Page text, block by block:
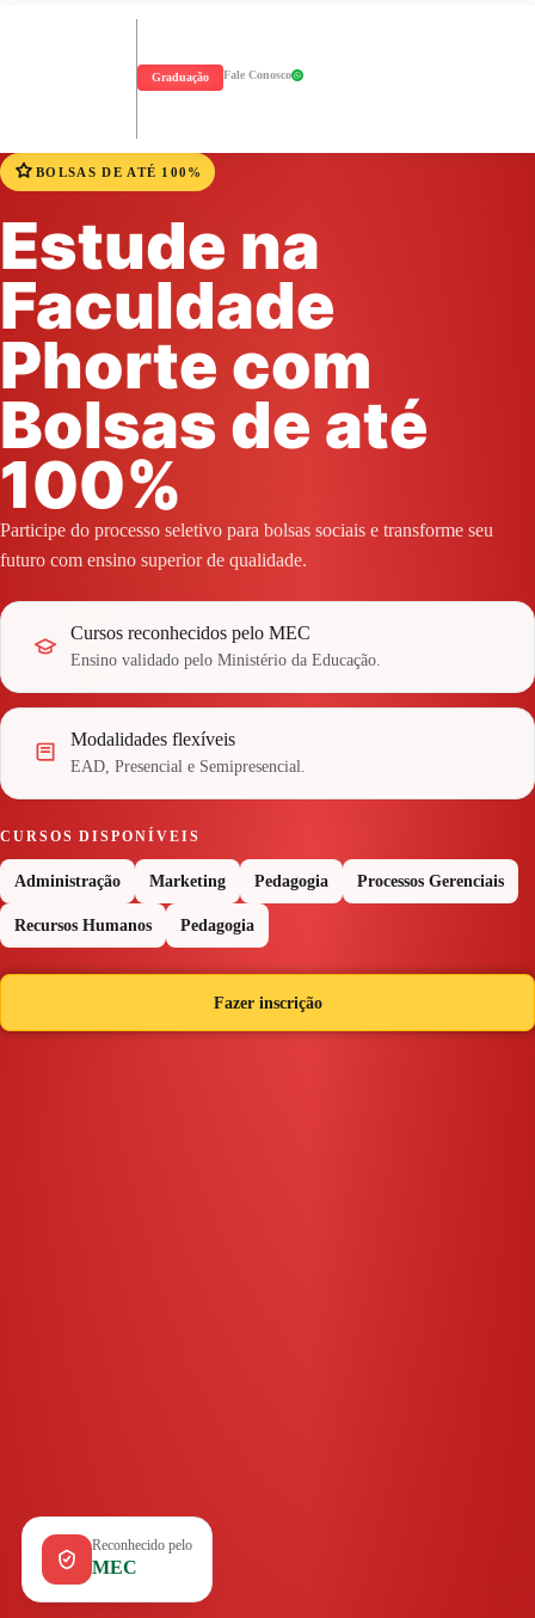
Graduação Fale Conosco
BOLSAS DE ATÉ 100%
Estude na
Faculdade
Phorte com
Bolsas de até
100%
Participe do processo seletivo para bolsas sociais e transforme seu
futuro com ensino superior de qualidade.
Cursos reconhecidos pelo MEC
Ensino validado pelo Ministério da Educação.
Modalidades flexíveis
EAD, Presencial e Semipresencial.
CURSOS DISPONÍVEIS
Administração Marketing Pedagogia Processos Gerenciais
Recursos Humanos Pedagogia
Fazer inscrição
Reconhecido pelo
MEC